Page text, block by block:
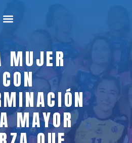
MUJER
CON
MAYOR